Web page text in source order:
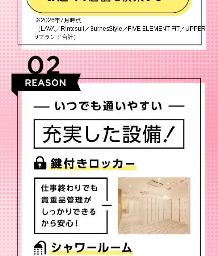
※2026年7月時点
（LAVA／Rintosull／BurnesStyle／FIVE ELEMENT FIT／UPPER
9ブランド合計）